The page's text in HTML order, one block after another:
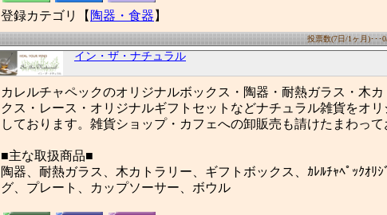
登録カテゴリ【 陶器・食器 】
投票数(7日/1ヶ月)･･
イン・ザ・ナチュラル
カレルチャペックのオリジナルボックス・陶器・耐熱ガラス・木
クス・レース・オリジナルギフトセットなどナチュラル雑貨をオ
しております。雑貨ショップ・カフェへの卸販売も請けたまわって
■主な取扱商品■
陶器、耐熱ガラス、木カトラリー、ギフトボックス、ｶﾚﾙﾁｬﾍﾟｯｸｵﾘｼ
グ、プレート、カップソーサー、ボウル